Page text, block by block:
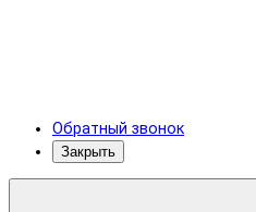
Обратный звонок
Закрыть